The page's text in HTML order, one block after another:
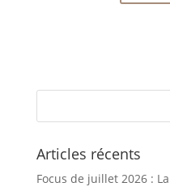
Articles récents
Focus de juillet 2026 :